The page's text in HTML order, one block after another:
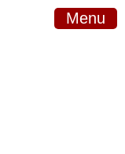
Menu